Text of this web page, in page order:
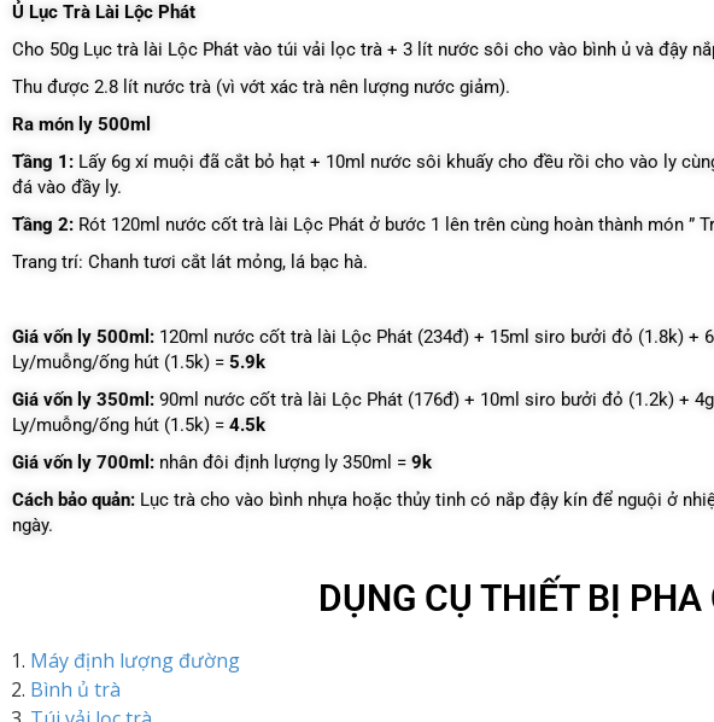
Ủ Lục Trà Lài Lộc Phát
Cho 50g Lục trà lài Lộc Phát vào túi vải lọc trà + 3 lít nước sôi cho vào bình ủ và đậy
Thu được 2.8 lít nước trà (vì vớt xác trà nên lượng nước giảm).
Ra món ly 500ml
Tầng 1: Lấy 6g xí muội đã cắt bỏ hạt + 10ml nước sôi khuấy cho đều rồi cho vào ly
đá vào đầy ly.
Tầng 2: Rót 120ml nước cốt trà lài Lộc Phát ở bước 1 lên trên cùng hoàn thành món ”
Trang trí: Chanh tươi cắt lát mỏng, lá bạc hà.
Giá vốn ly 500ml: 120ml nước cốt trà lài Lộc Phát (234đ) + 15ml siro bưởi đỏ (1.8k) +
Ly/muỗng/ống hút (1.5k) = 5.9k
Giá vốn ly 350ml: 90ml nước cốt trà lài Lộc Phát (176đ) + 10ml siro bưởi đỏ (1.2k) +
Ly/muỗng/ống hút (1.5k) = 4.5k
Giá vốn ly 700ml: nhân đôi định lượng ly 350ml = 9k
Cách bảo quản: Lục trà cho vào bình nhựa hoặc thủy tinh có nắp đậy kín để nguội ở
ngày.
DỤNG CỤ THIẾT BỊ
Máy định lượng đường
Bình ủ trà